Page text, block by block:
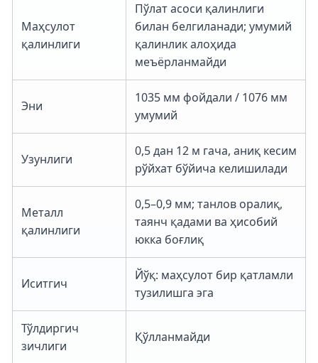
Маҳсулот
қалинлиги
Пўлат асоси қалинлиги
билан белгиланади; умумий
қалинлик алоҳида
меъёрланмайди
Эни
1035 мм фойдали / 1076 мм
умумий
Узунлиги
0,5 дан 12 м гача, аниқ кесим
рўйхат бўйича келишилади
Металл
қалинлиги
0,5–0,9 мм; танлов оралиқ,
таянч қадами ва ҳисобий
юкка боғлиқ
Иситгич
Йўқ: маҳсулот бир қатламли
тузилишга эга
Тўлдиргич
зичлиги
Қўлланмайди